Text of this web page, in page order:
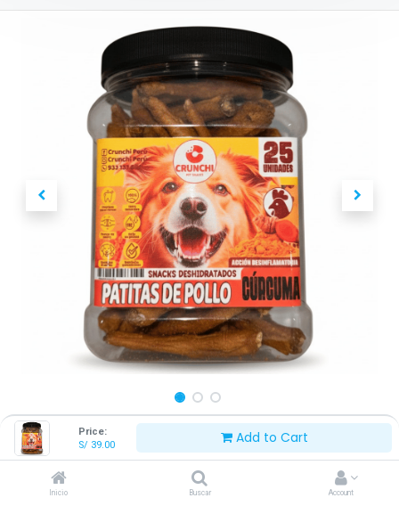
Price:
S/ 39.00 Add to Cart
Inicio Buscar Account
¡A SOLO S/30 SOLES!
CRUNCHI PATAS DE POLLO